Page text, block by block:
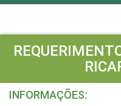
INFORMAÇÕES: